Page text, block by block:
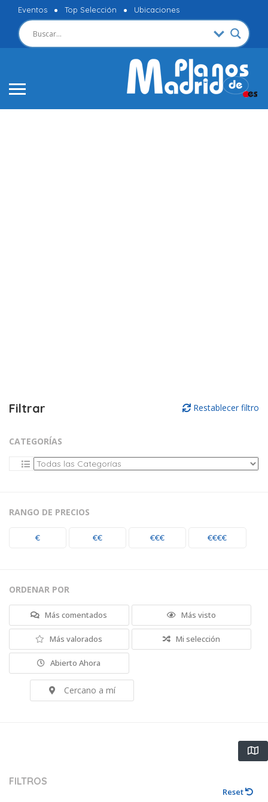
Eventos Top Selección Ubicaciones
Filtrar Restablecer filtro
CATEGORÍAS
RANGO DE PRECIOS
€ €€ €€€ €€€€
ORDENAR POR
Más comentados Más visto
Más valorados Mi selección
Abierto Ahora
Cercano a mí
FILTROS
Reset